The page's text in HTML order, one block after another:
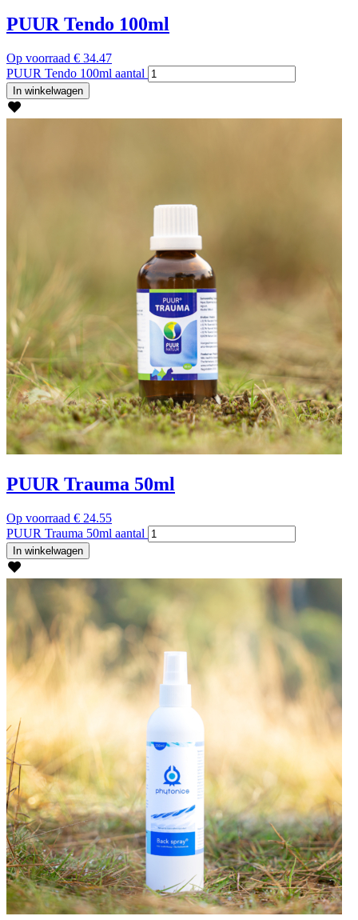
PUUR Tendo 100ml
Op voorraad € 34.47
PUUR Tendo 100ml aantal
In winkelwagen
PUUR Trauma 50ml
Op voorraad € 24.55
PUUR Trauma 50ml aantal
In winkelwagen